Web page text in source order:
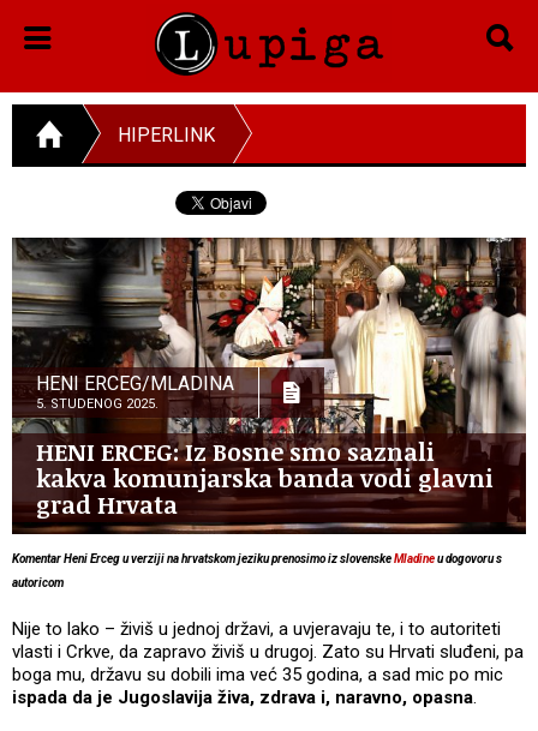
HIPERLINK
HENI ERCEG/MLADINA
5. STUDENOG 2025.
HENI ERCEG: Iz Bosne smo saznali
kakva komunjarska banda vodi glavni
grad Hrvata
Komentar Heni Erceg u verziji na hrvatskom jeziku prenosimo iz slovenskeMladineu dogovoru s
autoricom
Nije to lako – živiš u jednoj državi, a uvjeravaju te, i to autoriteti
vlasti i Crkve, da zapravo živiš u drugoj. Zato su Hrvati sluđeni, pa
boga mu, državu su dobili ima već 35 godina, a sad mic po mic
ispada da je Jugoslavija živa, zdrava i, naravno, opasna.